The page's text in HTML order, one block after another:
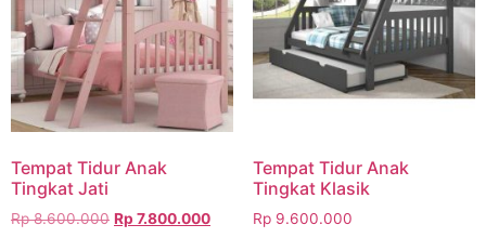
Tempat Tidur Anak
Tingkat Jati
Rp8.600.000 Rp 7.800.000
Tempat Tidur Anak
Tingkat Klasik
Rp9.600.000